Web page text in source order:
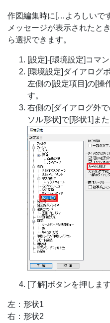
作図編集時に[…よろしいで
メッセージが表示されたと
ら選択できます。
[設定]-[環境設定]コマ
[環境設定]ダイアログ
左側の[設定項目]の[操
す。
右側の[ダイアログ外
ソル形状]で[形状1]ま
[了解]ボタンを押します
左：形状1
右：形状2